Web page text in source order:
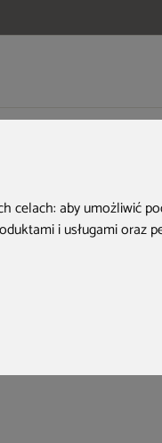
celach:aby umożliwić
i usługami oraz
2 999